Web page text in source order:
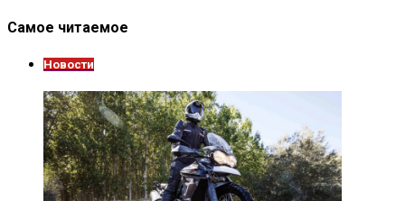
Самое читаемое
Новости